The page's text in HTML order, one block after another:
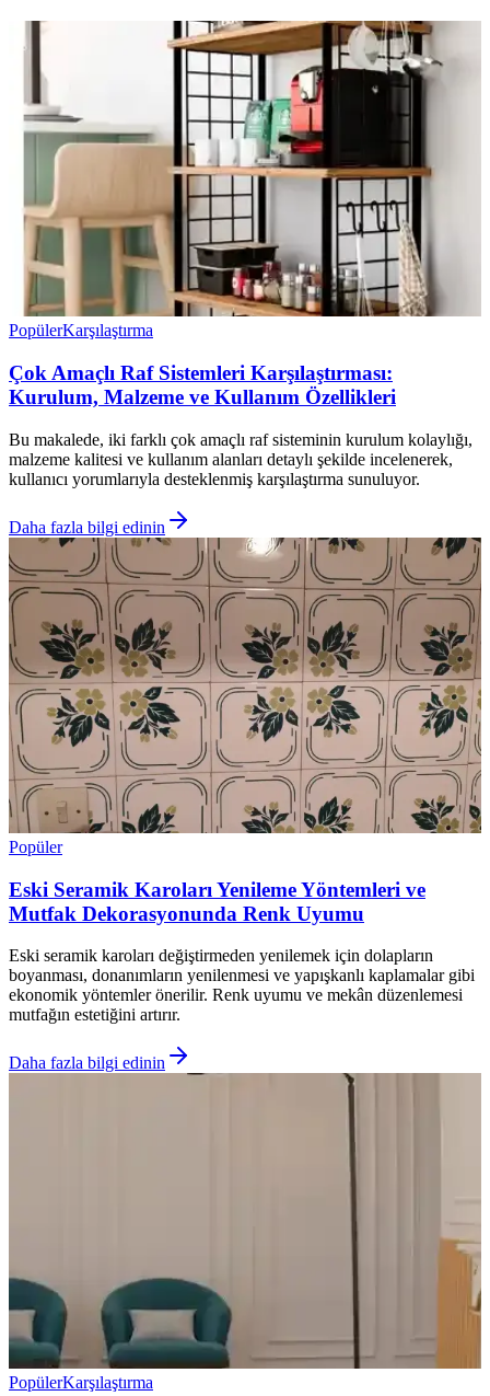
PopülerKarşılaştırma
Çok Amaçlı Raf Sistemleri Karşılaştırması:
Kurulum, Malzeme ve Kullanım Özellikleri
Bu makalede, iki farklı çok amaçlı raf sisteminin kurulum kolaylığı,
malzeme kalitesi ve kullanım alanları detaylı şekilde incelenerek,
kullanıcı yorumlarıyla desteklenmiş karşılaştırma sunuluyor.
Daha fazla bilgi edinin
Popüler
Eski Seramik Karoları Yenileme Yöntemleri ve
Mutfak Dekorasyonunda Renk Uyumu
Eski seramik karoları değiştirmeden yenilemek için dolapların
boyanması, donanımların yenilenmesi ve yapışkanlı kaplamalar gibi
ekonomik yöntemler önerilir. Renk uyumu ve mekân düzenlemesi
mutfağın estetiğini artırır.
Daha fazla bilgi edinin
PopülerKarşılaştırma